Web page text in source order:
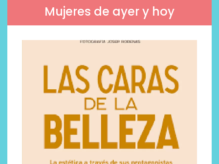
Mujeres de ayer y hoy